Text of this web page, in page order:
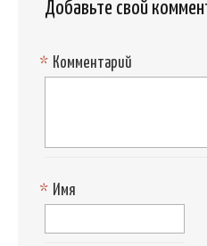
Добавьте свой
Комментарий
*
Имя
*